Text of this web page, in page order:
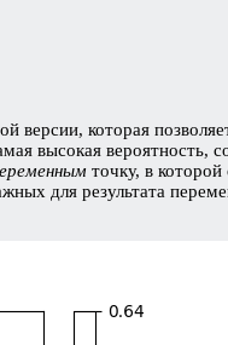
версии, которая
высокая
точку, в
для результата